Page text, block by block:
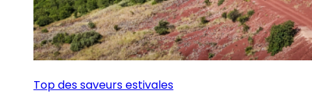
Top des saveurs estivales